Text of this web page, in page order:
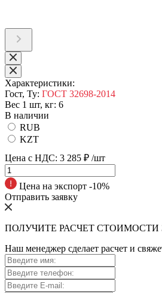
Характеристики:
Гост, Ту: ГОСТ 32698-2014
Вес 1 шт, кг: 6
В наличии
RUB
KZT
Цена с НДС: 3 285 ₽ /шт
Цена на экспорт -10%
Отправить заявку
ПОЛУЧИТЕ РАСЧЕТ
Наш менеджер сделает расчет и